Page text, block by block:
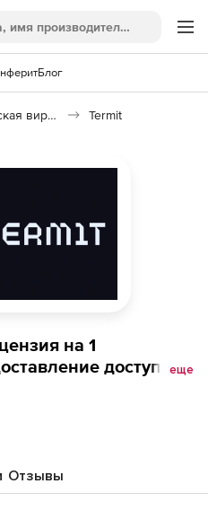
Блог
Российская виртуализация (Импортозамещение) Termit
на 1
доступа к
еще
Отзывы